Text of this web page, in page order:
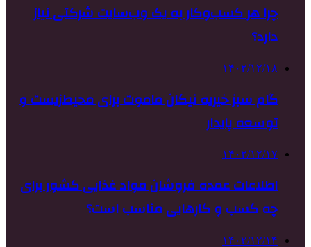
چرا هر کسب‌وکار به یک وب‌سایت شرکتی نیاز
دارد؟
۱۴۰۲/۱۲/۱۸
گام سبز خیریه نیکان ماموت برای محیط‌زیست و
توسعه پایدار
۱۴۰۲/۱۲/۱۷
اطلاعات عمده فروشان مواد غذایی کشور برای
چه کسب و کارهایی مناسب است؟
۱۴۰۲/۱۲/۱۴